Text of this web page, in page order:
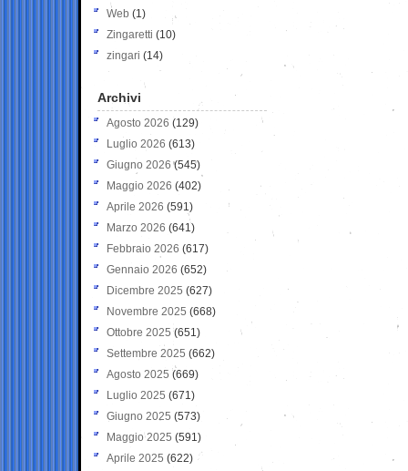
Web (1)
Zingaretti (10)
zingari (14)
Archivi
Agosto 2026 (129)
Luglio 2026 (613)
Giugno 2026 (545)
Maggio 2026 (402)
Aprile 2026 (591)
Marzo 2026 (641)
Febbraio 2026 (617)
Gennaio 2026 (652)
Dicembre 2025 (627)
Novembre 2025 (668)
Ottobre 2025 (651)
Settembre 2025 (662)
Agosto 2025 (669)
Luglio 2025 (671)
Giugno 2025 (573)
Maggio 2025 (591)
Aprile 2025 (622)